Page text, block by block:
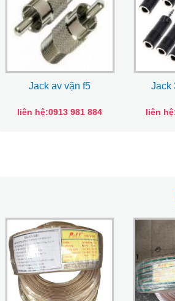
Jack av vặn f5
liên hệ:0913 981 884
Jack
liên